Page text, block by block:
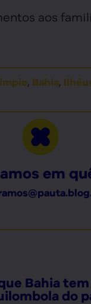
aos
, Bahia,
em
Bahia
do